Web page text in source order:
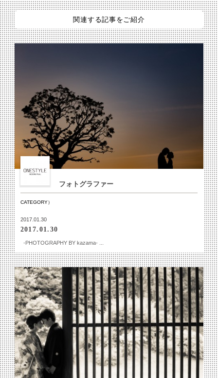
関連する記事をご紹介
フォトグラファー
CATEGORY）
2017.01.30
2017.01.30
-PHOTOGRAPHY BY kazama- ...